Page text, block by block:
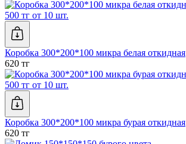
500 тг от 10 шт.
Коробка 300*200*100 микра белая откидная
620 тг
500 тг от 10 шт.
Коробка 300*200*100 микра бурая откидная
620 тг